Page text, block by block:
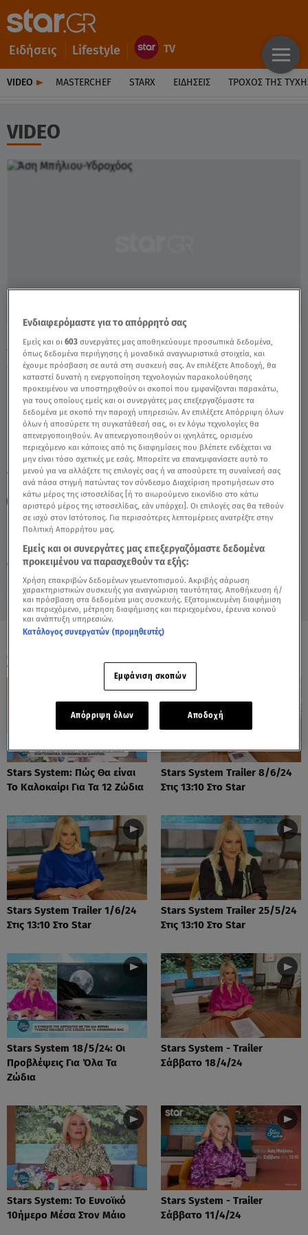
Ειδήσεις Lifestyle
VIDEO MASTERCHEF STARX ΕΙΔΉΣΕΙΣ ΤΡΟΧΌΣ ΤΗΣ
VIDEO
Πέμπτη 6 Αυγούστου 2026
18.01.20, 15:14 ΖΩΔΙΑ
Stars System-Υδροχόος: Τι θα συμβεί στα
ερωτικά τους - Video
TAGS: STARS SYSTEM ΑΣΗ ΜΠΗΛΙΟΥ-ΥΔΡΟΧΟΟΣ
ΑΣΤΡΟΛΟΓΙΚΕΣ ΠΡΟΒΛΕΨΕΙΣ ΖΩΔΙΑ ΑΣΗ ΜΠΗΛΙΟΥ
ΟΛΑ ΤΑ ΒΙΝΤΕΟ
Stars System: Πώς Θα είναι
Το Καλοκαίρι Για Τα 12 Ζώδια
Stars System Trailer 8/6/24
Στις 13:10 Στο Star
Stars System Trailer 1/6/24
Στις 13:10 Στο Star
Stars System Trailer 25/5/24
Στις 13:10 Στο Star
Stars System 18/5/24: Οι
Προβλέψεις Για Όλα Τα
Ζώδια
Stars System - Trailer
Σάββατο 18/4/24
Stars System: Το Ευνοϊκό
10ήμερο Μέσα Στον Μάιο
Stars System - Trailer
Σάββατο 11/4/24
Ενδιαφερόμαστε για το απόρρητό σας
Εμείς και οι603 συνεργάτες μας αποθηκεύουμε προσωπικά δεδομένα,
όπως δεδομένα περιήγησης ή μοναδικά αναγνωριστικά στοιχεία, και
έχουμε πρόσβαση σε αυτά στη συσκευή σας. Αν επιλέξετε Αποδοχή, θα
καταστεί δυνατή η ενεργοποίηση τεχνολογιών παρακολούθησης
προκειμένου να υποστηριχθούν οι σκοποί που εμφανίζονται παρακάτω,
για τους οποίους εμείς και οι συνεργάτες μας επεξεργαζόμαστε τα
δεδομένα με σκοπό την παροχή υπηρεσιών. Αν επιλέξετε Απόρριψη όλων
όλων ή αποσύρετε τη συγκατάθεσή σας, οι εν λόγω τεχνολογίες θα
απενεργοποιηθούν. Αν απενεργοποιηθούν οι ιχνηλάτες, ορισμένο
περιεχόμενο και κάποιες από τις διαφημίσεις που βλέπετε ενδέχεται να
μην είναι τόσο σχετικές με εσάς. Μπορείτε να επανεμφανίσετε αυτό το
μενού για να αλλάξετε τις επιλογές σας ή να αποσύρετε τη συναίνεσή σας
ανά πάσα στιγμή πατώντας τον σύνδεσμο Διαχείριση προτιμήσεων στο
κάτω μέρος της ιστοσελίδας [ή το αιωρούμενο εικονίδιο στο κάτω
αριστερό μέρος της ιστοσελίδας, εάν υπάρχει]. Οι επιλογές σας θα τεθούν
σε ισχύ στον Ιστότοπος. Για περισσότερες λεπτομέρειες ανατρέξτε στην
Πολιτική Απορρήτου μας.
Εμείς και οι συνεργάτες μας επεξεργαζόμαστε δεδομένα
προκειμένου να παρασχεθούν τα εξής:
Χρήση επακριβών δεδομένων γεωεντοπισμού. Ακριβής σάρωση
χαρακτηριστικών συσκευής για αναγνώριση ταυτότητας. Αποθήκευση ή/
και πρόσβαση στα δεδομένα μιας συσκευής. Εξατομικευμένη διαφήμιση
και περιεχόμενο, μέτρηση διαφήμισης και περιεχομένου, έρευνα κοινού
και ανάπτυξη υπηρεσιών.
Κατάλογος συνεργατών (προμηθευτές)
Εμφάνιση σκοπών
Απόρριψη όλων Αποδοχή